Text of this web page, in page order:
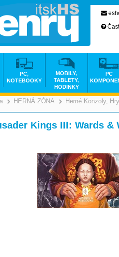
>
HERNÁ ZÓNA >
Herné Konzoly, Hry
Kings III: Wards &
PC,
NOTEBOOKY
MOBILY,
TABLETY,
HODINKY
PC